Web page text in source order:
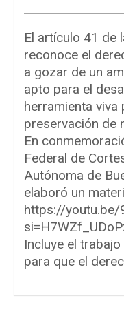
El artículo 41 de
reconoce el
a gozar de un
apto para el
herramienta viva
preservación de
En
Federal de
Autónoma de
elaboró un
https://youtu.be/
Incluye el
para que el